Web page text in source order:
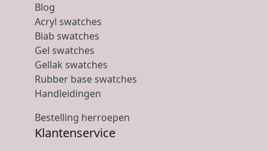
Blog
Acryl swatches
Biab swatches
Gel swatches
Gellak swatches
Rubber base swatches
Handleidingen
Bestelling herroepen
Klantenservice